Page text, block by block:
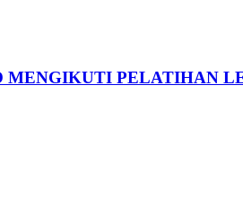
MENGIKUTI PELATIHAN